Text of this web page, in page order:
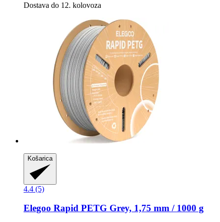
Dostava do 12. kolovoza
Košarica
4.4 (5)
Elegoo Rapid PETG Grey, 1,75 mm / 1000 g